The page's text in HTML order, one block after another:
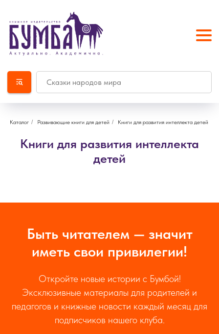
Каталог / Развивающие книги для детей / Книги для развития интеллекта детей
Книги для развития интеллекта
детей
Быть читателем — значит
иметь свои привилегии!
Откройте новые истории с Бумбой!
Эксклюзивные материалы для родителей и
педагогов и книжные новости каждый месяц для
подписчиков нашего клуба.